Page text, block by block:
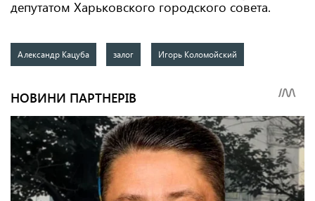
депутатом Харьковского городского совета.
Александр Кацуба залог Игорь Коломойский